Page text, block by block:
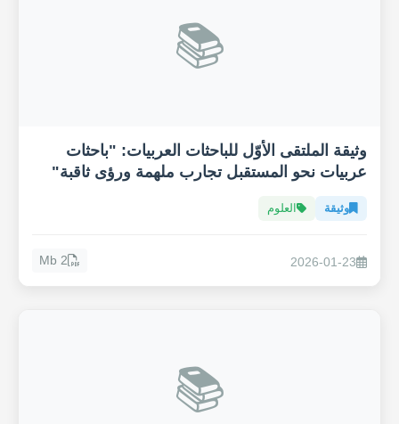
📚
وثيقة الملتقى الأوّل للباحثات العربيات: "باحثات
عربيات نحو المستقبل تجارب ملهمة ورؤى ثاقبة"
وثيقة العلوم
2026-01-23
2 Mb
📚